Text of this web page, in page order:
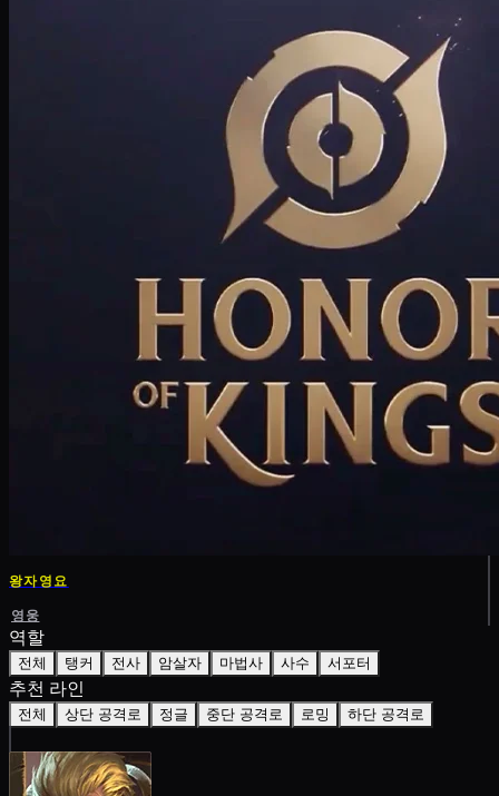
왕자영요
영웅
역할
전체 탱커 전사 암살자 마법사 사수 서포터
추천 라인
전체 상단 공격로 정글 중단 공격로 로밍 하단 공격로